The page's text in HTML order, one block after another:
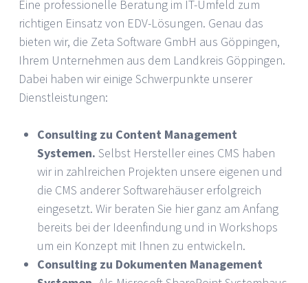
Eine professionelle Beratung im IT-Umfeld zum
richtigen Einsatz von EDV-Lösungen. Genau das
bieten wir, die Zeta Software GmbH aus Göppingen,
Ihrem Unternehmen aus dem Landkreis Göppingen.
Dabei haben wir einige Schwerpunkte unserer
Dienstleistungen:
Consulting zu Content Management
Systemen. Selbst Hersteller eines CMS haben
wir in zahlreichen Projekten unsere eigenen und
die CMS anderer Softwarehäuser erfolgreich
eingesetzt. Wir beraten Sie hier ganz am Anfang
bereits bei der Ideenfindung und in Workshops
um ein Konzept mit Ihnen zu entwickeln.
Consulting zu Dokumenten Management